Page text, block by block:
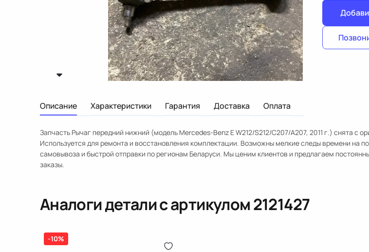
Описание Характеристики Гарантия Доставка Оплата
Запчасть Рычаг передний нижний (модель Mercedes-Benz E W212/S212/C207/A207, 2011 г.) снята с
Используется для ремонта и восстановления комплектации. Возможны мелкие следы времени на
самовывоза и быстрой отправки по регионам Беларуси. Мы ценим клиентов и предлагаем
заказы.
Аналоги детали с артикулом2121427
-10%